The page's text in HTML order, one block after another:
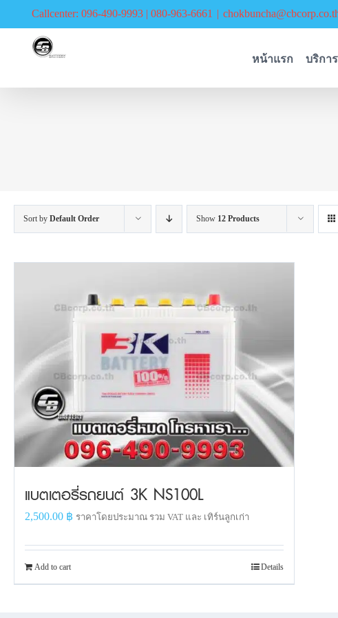
Callcenter: 096-490-9993 | 080-963-6661 |
หน้าแรก บริกา
Sort by Default Order Show 12 Products
แบตเตอรี่รถยนต์ 3K NS100L
2,500.00 ฿ ราคาโดยประมาณ รวม VAT และ เทิร์นลูกเก่า
Add to cart Details